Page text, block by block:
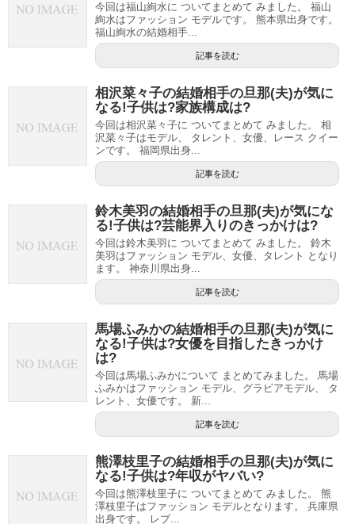
今回は福山絢水に ついてまとめて みました。 福山
絢水はファッション モデルです。 熊本県出身です。
福山絢水の結婚相手...
記事を読む
相沢菜々子の結婚相手の旦那(夫)が気に
なる!子供は?家族構成は?
今回は相沢菜々子に ついてまとめて みました。 相
沢菜々子はモデル、 タレント、女優、レース クイー
ンです。 福岡県出身...
記事を読む
鈴木美羽の結婚相手の旦那(夫)が気にな
る!子供は?芸能界入りのきっかけは?
今回は鈴木美羽に ついてまとめて みました。 鈴木
美羽はファッション モデル、女優、タレント となり
ます。 神奈川県出身...
記事を読む
馬場ふみかの結婚相手の旦那(夫)が気に
なる!子供は?女優を目指したきっかけ
は?
今回は馬場ふみかについて まとめてみました。 馬場
ふみかはファッション モデル、グラビアモデル、 タ
レント、女優です。 新...
記事を読む
熊澤枝里子の結婚相手の旦那(夫)が気に
なる!子供は?年収がヤバい?
今回は熊澤枝里子に ついてまとめて みました。 熊
澤枝里子はファッション モデルとなります。 兵庫県
出身です。 レプ...